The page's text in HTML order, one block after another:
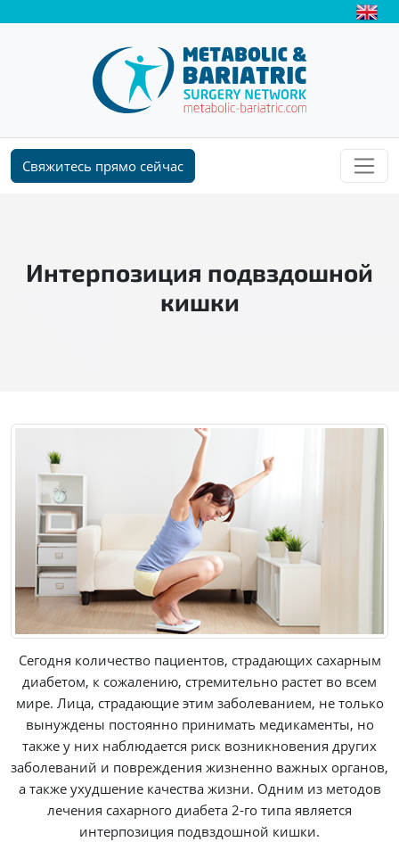
Свяжитесь прямо сейчас
Интерпозиция подвздошной
кишки
Сегодня количество пациентов, страдающих сахарным
диабетом, к сожалению, стремительно растет во всем
мире. Лица, страдающие этим заболеванием, не только
вынуждены постоянно принимать медикаменты, но
также у них наблюдается риск возникновения других
заболеваний и повреждения жизненно важных органов,
а также ухудшение качества жизни. Одним из методов
лечения сахарного диабета 2-го типа является
интерпозиция подвздошной кишки.